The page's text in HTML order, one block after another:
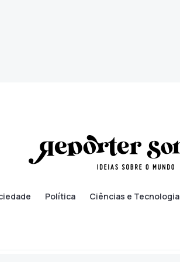
Política Ciências e Tecnologia